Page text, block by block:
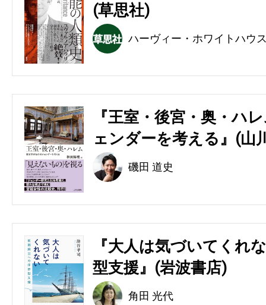
(草思社)
ハーヴィー・ホワイトハウ
『王室・後宮・奥・ハ
ェンダーを考える』(山
磯田 道史
『大人は気づいてくれ
型支援』(岩波書店)
角田 光代